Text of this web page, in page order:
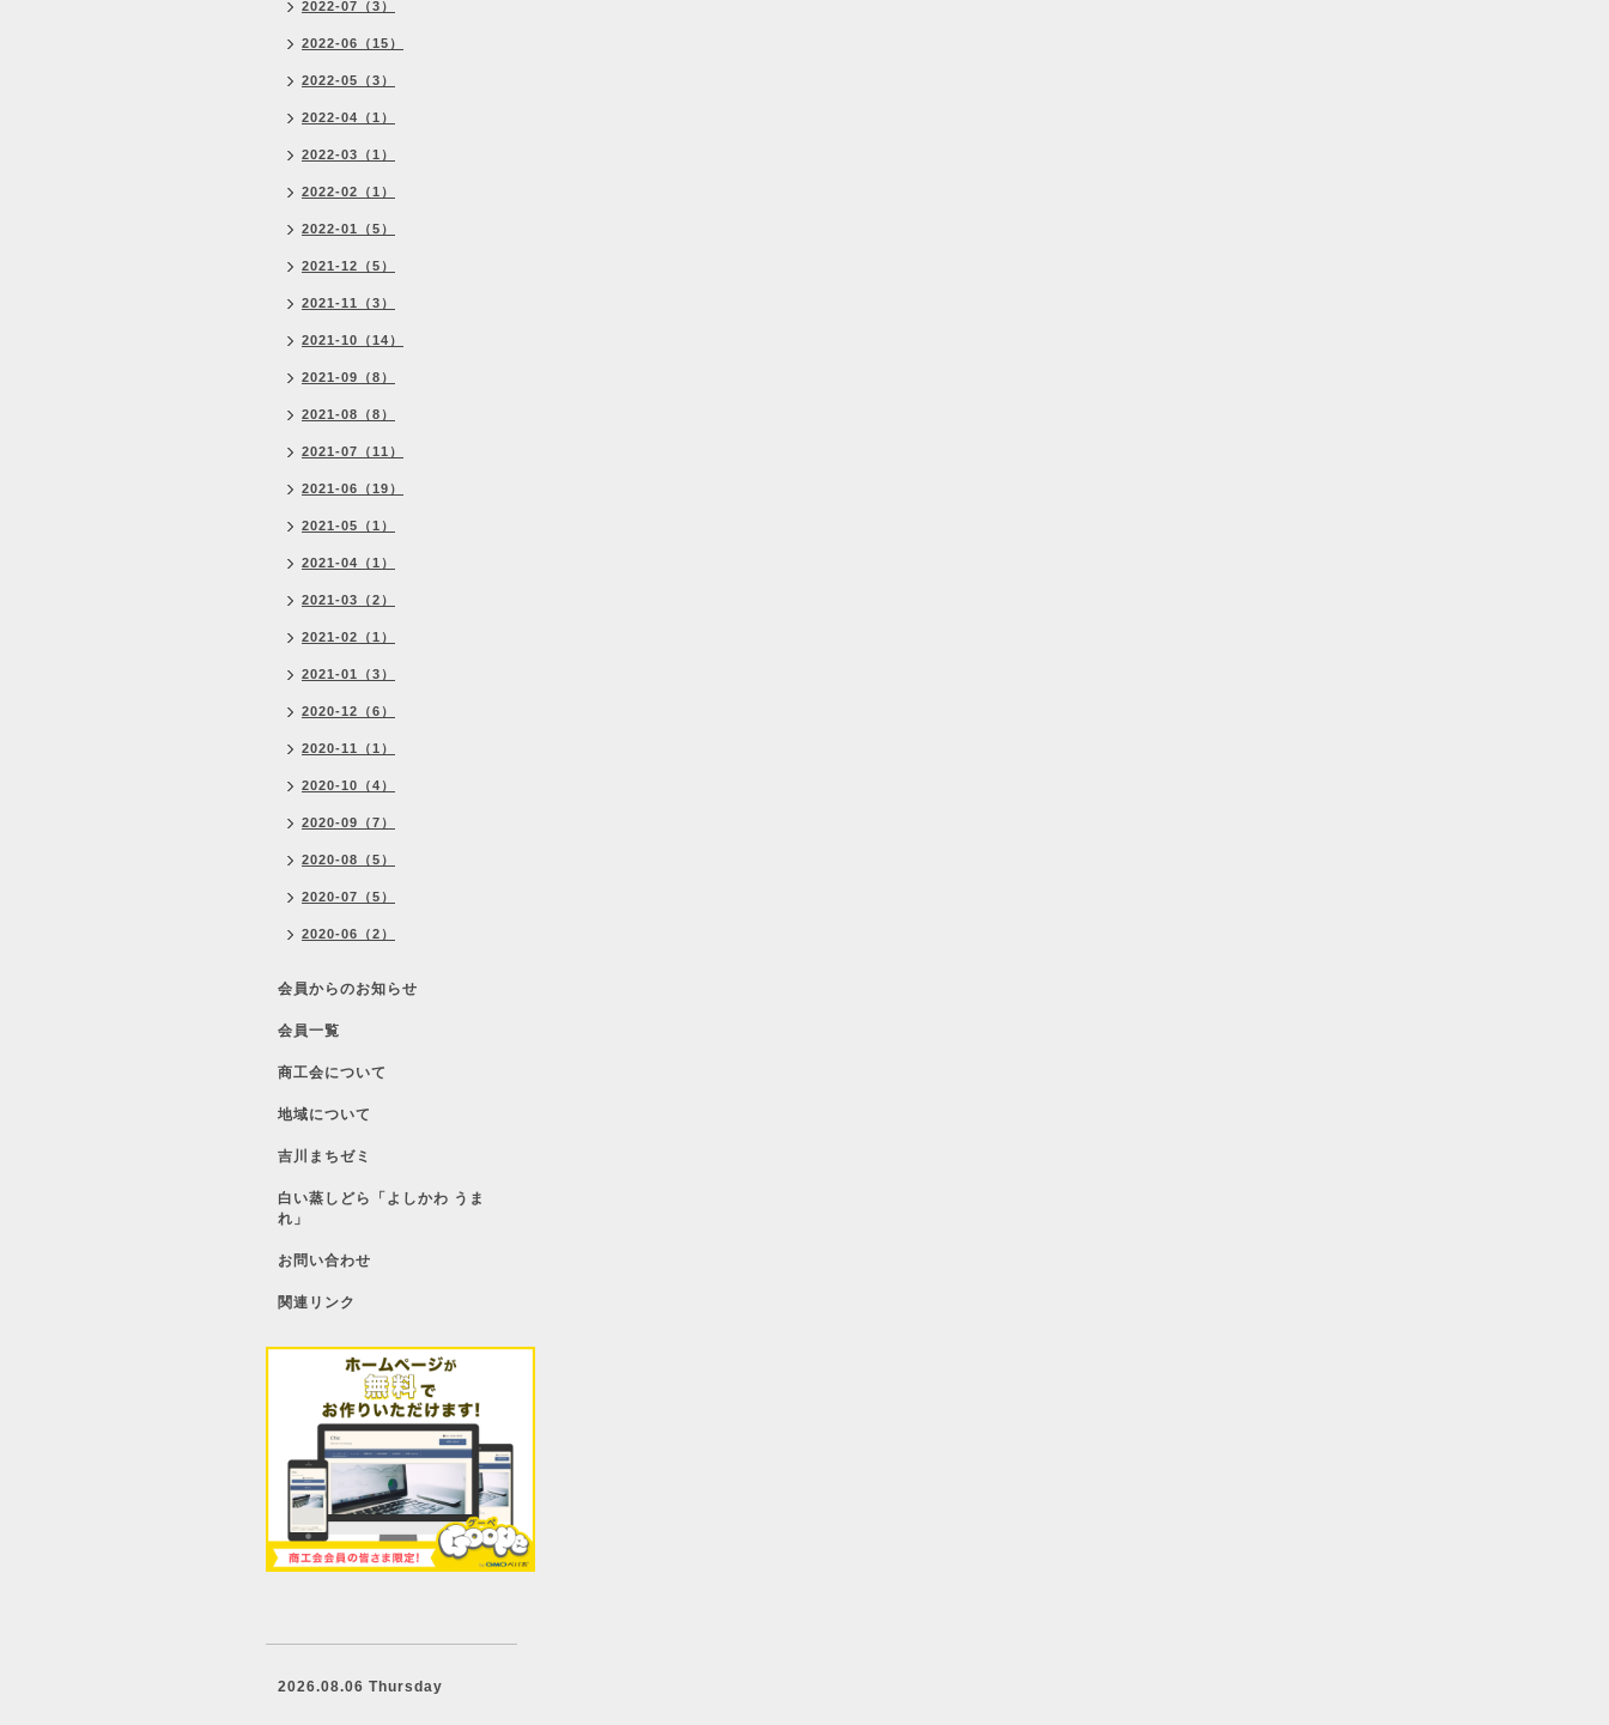
2022-07（3）
2022-06（15）
2022-05（3）
2022-04（1）
2022-03（1）
2022-02（1）
2022-01（5）
2021-12（5）
2021-11（3）
2021-10（14）
2021-09（8）
2021-08（8）
2021-07（11）
2021-06（19）
2021-05（1）
2021-04（1）
2021-03（2）
2021-02（1）
2021-01（3）
2020-12（6）
2020-11（1）
2020-10（4）
2020-09（7）
2020-08（5）
2020-07（5）
2020-06（2）
会員からのお知らせ
会員一覧
商工会について
地域について
吉川まちゼミ
白い蒸しどら「よしかわ うま
れ」
お問い合わせ
関連リンク
2026.08.06 Thursday